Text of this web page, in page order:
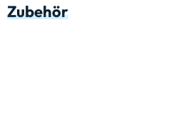
Zubehör